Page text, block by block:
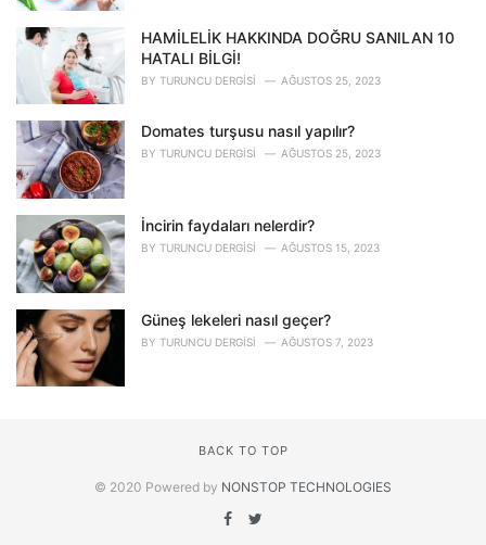
HAMİLELİK HAKKINDA DOĞRU SANILAN 10
HATALI BİLGİ!
BY TURUNCU DERGISI AĞUSTOS 25, 2023
Domates turşusu nasıl yapılır?
BY TURUNCU DERGISI AĞUSTOS 25, 2023
İncirin faydaları nelerdir?
BY TURUNCU DERGISI AĞUSTOS 15, 2023
Güneş lekeleri nasıl geçer?
BY TURUNCU DERGISI AĞUSTOS 7, 2023
BACK TO TOP
© 2020 Powered by NONSTOP TECHNOLOGIES